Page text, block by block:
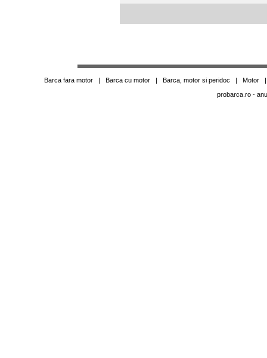
Barca fara motor| Barca cu motor| Barca, motor si peridoc | Motor
probarca.ro-